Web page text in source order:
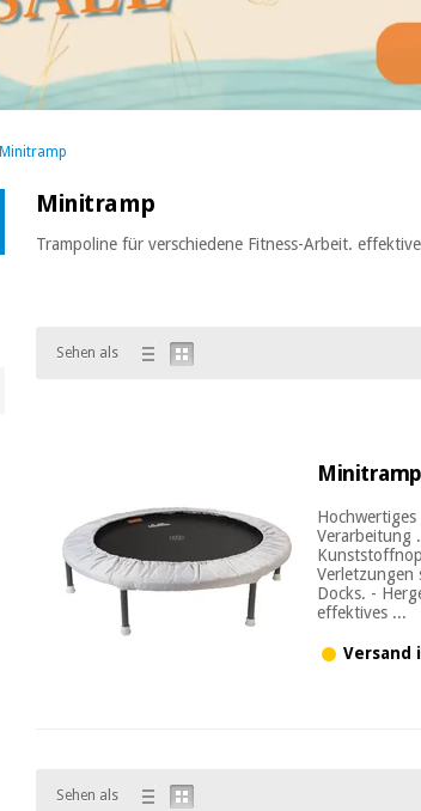
Minitramp
Minitramp
Trampoline für verschiedene Fitness-Arbeit.
Sehen als
Verarbeitung
Verletzungen
Docks. -
effektives ...
Versand
Sehen als